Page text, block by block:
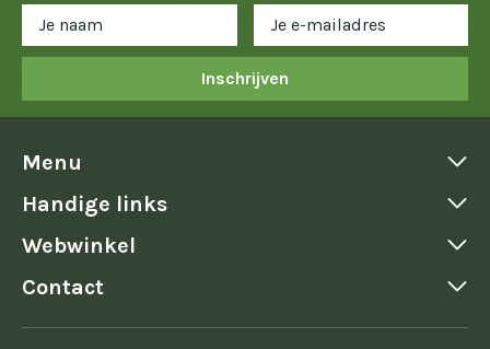
Inschrijven
Menu
Handige links
Webwinkel
Contact